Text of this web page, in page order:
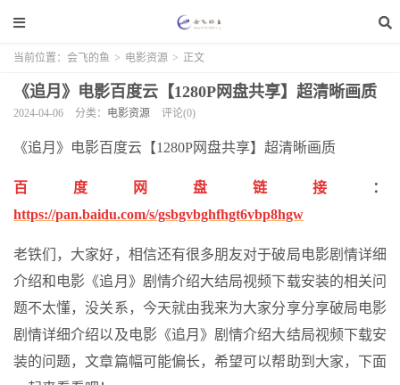
当前位置： 会飞的鱼 > 电影资源 > 正文
《追月》电影百度云【1280P网盘共享】超清晰画质
2024-04-06 分类： 电影资源 评论(0)
《追月》电影百度云【1280P网盘共享】超清晰画质
百度网盘链接
：
https://pan.baidu.com/s/gsbgvbghfhgt6vbp8hgw
老铁们，大家好，相信还有很多朋友对于破局电影剧情详细
介绍和电影《追月》剧情介绍大结局视频下载安装的相关问
题不太懂，没关系，今天就由我来为大家分享分享破局电影
剧情详细介绍以及电影《追月》剧情介绍大结局视频下载安
装的问题，文章篇幅可能偏长，希望可以帮助到大家，下面